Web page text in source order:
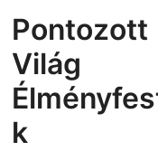
Pontozott
Világ
k